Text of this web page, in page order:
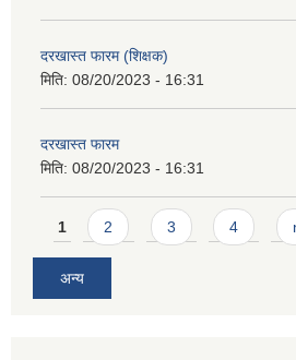
दरखास्त फारम (शिक्षक)
मिति: 08/20/2023 - 16:31
दरखास्त फारम
मिति: 08/20/2023 - 16:31
Pages
1 2 3 4
अन्य